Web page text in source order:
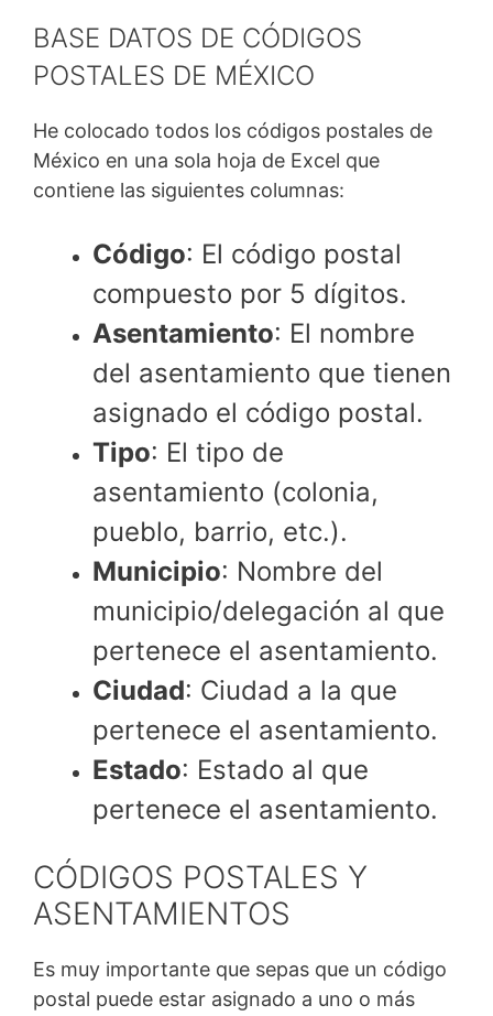
BASE DATOS DE CÓDIGOS
POSTALES DE MÉXICO
He colocado todos los códigos postales de
México en una sola hoja de Excel que
contiene las siguientes columnas:
Código: El código postal
compuesto por 5 dígitos.
Asentamiento: El nombre
del asentamiento que tienen
asignado el código postal.
Tipo: El tipo de
asentamiento (colonia,
pueblo, barrio, etc.).
Municipio: Nombre del
municipio/delegación al que
pertenece el asentamiento.
Ciudad: Ciudad a la que
pertenece el asentamiento.
Estado: Estado al que
pertenece el asentamiento.
CÓDIGOS POSTALES Y
ASENTAMIENTOS
Es muy importante que sepas que un código
postal puede estar asignado a uno o más